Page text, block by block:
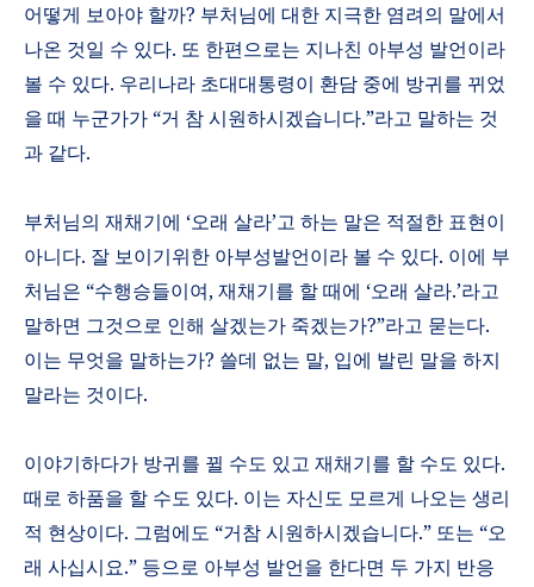
어떻게 보아야 할까? 부처님에 대한 지극한 염려의 말에서
나온 것일 수 있다. 또 한편으로는 지나친 아부성 발언이라
볼 수 있다. 우리나라 초대대통령이 환담 중에 방귀를 뀌었
을 때 누군가가 “거 참 시원하시겠습니다.”라고 말하는 것
과 같다.
부처님의 재채기에 ‘오래 살라’고 하는 말은 적절한 표현이
아니다. 잘 보이기위한 아부성발언이라 볼 수 있다. 이에 부
처님은 “수행승들이여, 재채기를 할 때에 ‘오래 살라.’라고
말하면 그것으로 인해 살겠는가 죽겠는가?”라고 묻는다.
이는 무엇을 말하는가? 쓸데 없는 말, 입에 발린 말을 하지
말라는 것이다.
이야기하다가 방귀를 뀔 수도 있고 재채기를 할 수도 있다.
때로 하품을 할 수도 있다. 이는 자신도 모르게 나오는 생리
적 현상이다. 그럼에도 “거참 시원하시겠습니다.” 또는 “오
래 사십시요.” 등으로 아부성 발언을 한다면 두 가지 반응